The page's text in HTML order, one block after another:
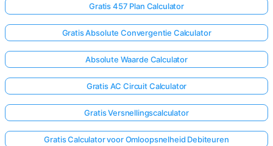
Gratis 457 Plan Calculator
Gratis Absolute Convergentie Calculator
Absolute Waarde Calculator
Gratis AC Circuit Calculator
Gratis Versnellingscalculator
Gratis Calculator voor Omloopsnelheid Debiteuren